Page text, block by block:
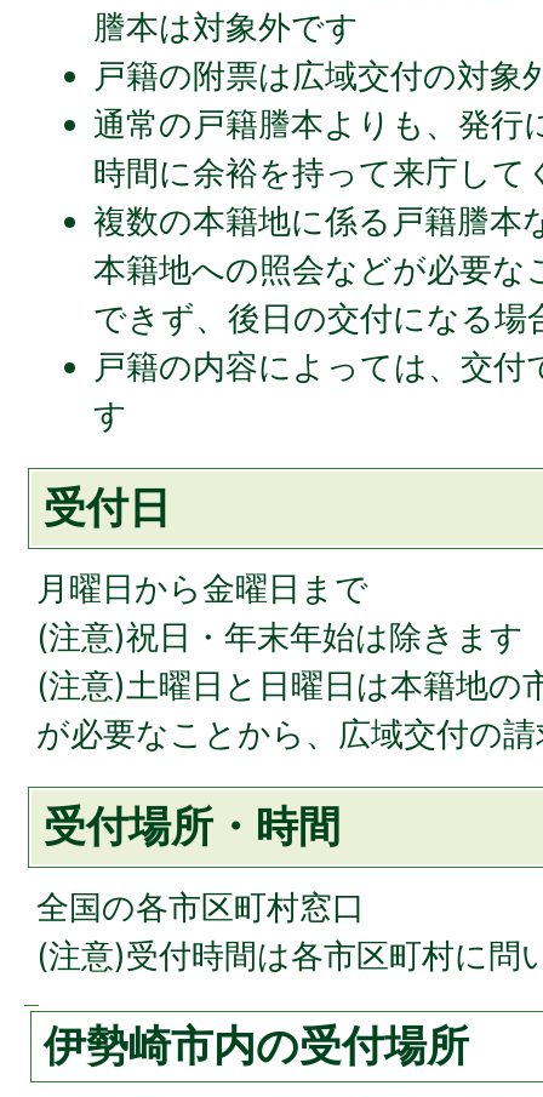
謄本は対象外です
戸籍の附票は広域交付の対象
通常の戸籍謄本よりも、発行
時間に余裕を持って来庁して
複数の本籍地に係る戸籍謄本
本籍地への照会などが必要な
できず、後日の交付になる場
戸籍の内容によっては、交
す
受付日
月曜日から金曜日まで
(注意)祝日・年末年始は除きます
(注意)土曜日と日曜日は本籍地の
が必要なことから、広域交付の
受付場所・時間
全国の各市区町村窓口
(注意)受付時間は各市区町村に問
伊勢崎市内の受付場所